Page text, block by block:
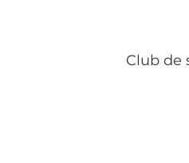
Club de